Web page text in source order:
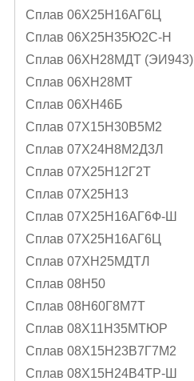
Сплав 06Х25Н16АГ6Ц
Сплав 06Х25Н35Ю2С-Н
Сплав 06ХН28МДТ (ЭИ943)
Сплав 06ХН28МТ
Сплав 06ХН46Б
Сплав 07Х15Н30В5М2
Сплав 07Х24Н8М2Д3Л
Сплав 07Х25Н12Г2Т
Сплав 07Х25Н13
Сплав 07Х25Н16АГ6Ф-Ш
Сплав 07Х25Н16АГ6Ц
Сплав 07ХН25МДТЛ
Сплав 08Н50
Сплав 08Н60Г8М7Т
Сплав 08Х11Н35МТЮР
Сплав 08Х15Н23В7Г7М2
Сплав 08Х15Н24В4ТР-Ш